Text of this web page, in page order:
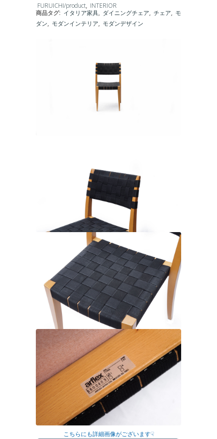
FURUICHI/product, INTERIOR
商品タグ: イタリア家具, ダイニングチェア, チェア, モ
ダン, モダンインテリア, モダンデザイン
こちらにも詳細画像がございます☟